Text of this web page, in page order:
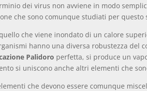
dei virus non avviene in modo
che sono comunque studiati per
che viene inondato di un calore
hanno una diversa robustezza del
Palidoro perfetta, si produce un
si uniscono anche altri elementi che
che devono essere comunque